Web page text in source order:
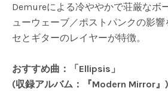
Demureによる冷ややかで荘厳なボ
ューウェーブ／ポストパンクの影
セとギターのレイヤーが特徴。
おすすめ曲：「Ellipsis」
(収録アルバム：『Modern Mirror』)